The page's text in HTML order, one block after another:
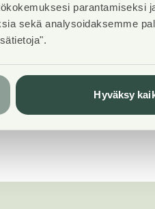
parantamiseksi
sekä analysoidaksemme
Hyväksy
2001tammiparketti1998